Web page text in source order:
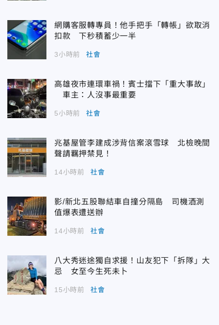
網購客服轉專員！他手把手「轉帳」欲取消
扣款 下秒積蓄少一半
3小時前 社會
高雄夜市連環車禍！賓士擋下「重大事故」
車主：人沒事最重要
5小時前 社會
兆基屋管李建成涉背信案滾雪球 北檢晚間
聲請羈押禁見！
14小時前 社會
影/新北五股聯結車自撞分隔島 司機酒測
值爆表遭送辦
14小時前 社會
八大秀迷途獨自求援！山友犯下「拆隊」大
忌 女至今生死未卜
15小時前 社會